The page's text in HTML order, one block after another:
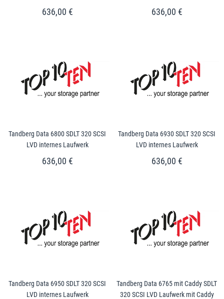
636,00 € 636,00 €
Tandberg Data 6800 SDLT 320 SCSI
LVD internes Laufwerk
636,00 €
Tandberg Data 6930 SDLT 320 SCSI
LVD internes Laufwerk
636,00 €
Tandberg Data 6950 SDLT 320 SCSI
LVD internes Laufwerk
Tandberg Data 6765 mit Caddy SDLT
320 SCSI LVD Laufwerk mit Caddy